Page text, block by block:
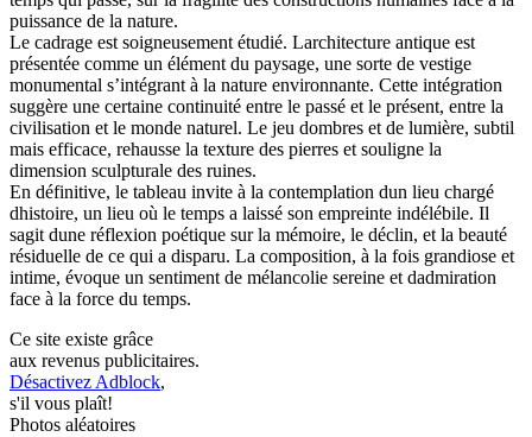
puissance de la nature.
Le cadrage est soigneusement étudié. Larchitecture antique est
présentée comme un élément du paysage, une sorte de vestige
monumental s’intégrant à la nature environnante. Cette intégration
suggère une certaine continuité entre le passé et le présent, entre la
civilisation et le monde naturel. Le jeu dombres et de lumière, subtil
mais efficace, rehausse la texture des pierres et souligne la
dimension sculpturale des ruines.
En définitive, le tableau invite à la contemplation dun lieu chargé
dhistoire, un lieu où le temps a laissé son empreinte indélébile. Il
sagit dune réflexion poétique sur la mémoire, le déclin, et la beauté
résiduelle de ce qui a disparu. La composition, à la fois grandiose et
intime, évoque un sentiment de mélancolie sereine et dadmiration
face à la force du temps.
Ce site existe grâce
aux revenus publicitaires.
Désactivez Adblock,
s'il vous plaît!
Photos aléatoires